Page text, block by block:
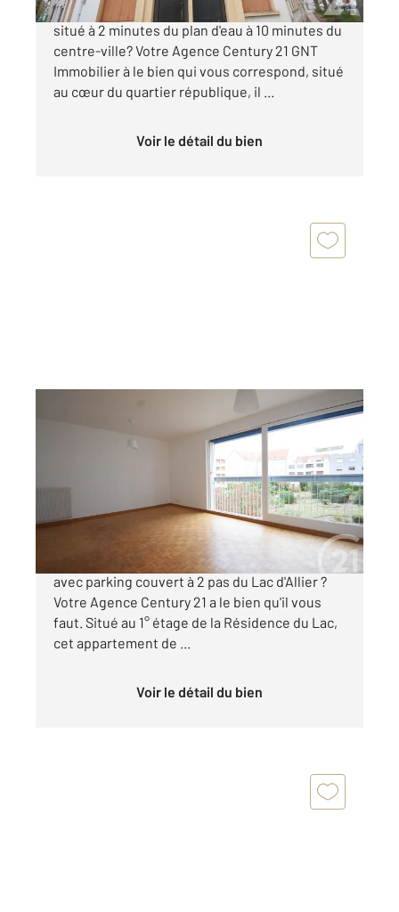
Vous êtes à la recherche d'un appartement
situé à 2 minutes du plan d'eau à 10 minutes du
centre-ville? Votre Agence Century 21 GNT
Immobilier à le bien qui vous correspond, situé
au cœur du quartier république, il ...
Voir le détail du bien
Appartement T3 à vendre
165 000 €
Vous recherchez un appartement prêt à vivre
avec parking couvert à 2 pas du Lac d'Allier ?
Votre Agence Century 21 a le bien qu'il vous
faut. Situé au 1° étage de la Résidence du Lac,
cet appartement de ...
Voir le détail du bien